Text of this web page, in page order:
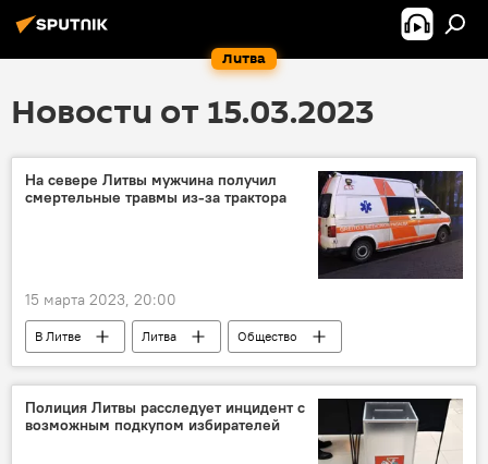
Литва
Новости от 15.03.2023
На севере Литвы мужчина получил
смертельные травмы из-за трактора
15 марта 2023, 20:00
В Литве Литва
Общество
Происшествия
Полиция Литвы расследует инцидент с
возможным подкупом избирателей